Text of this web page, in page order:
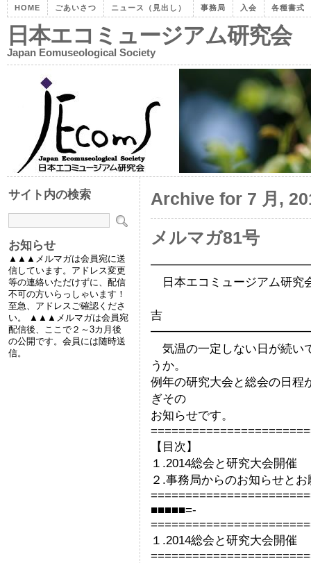
HOME ごあいさつ ニュース（見出し） 事務局 入会 各種書式
日本エコミュージアム研究会
Japan Eomuseological Society
Archive for 7 月,
メルマガ81号
日本エコミュージアム研究
吉
気温の一定しない日が続い
うか。
例年の研究大会と総会の日程
ぎその
お知らせです。
【目次】
１.2014総会と研究大会開催
２.事務局からのお知らせとお
■■■■■=-
１.2014総会と研究大会開催
サイト内の検索
お知らせ
▲▲▲メルマガは会員宛に送
信しています。アドレス変更
等の連絡いただけずに、配信
不可の方いらっしゃいます！
至急、アドレスご確認くださ
い。 ▲▲▲メルマガは会員宛
配信後、ここで２～3カ月後
の公開です。会員には随時送
信。